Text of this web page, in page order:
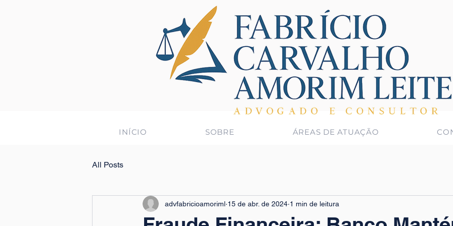
INÍCIO SOBRE ÁREAS DE ATUAÇÃO
All Posts
advfabricioamoriml 15 de abr. de 2024 1 min de leitura